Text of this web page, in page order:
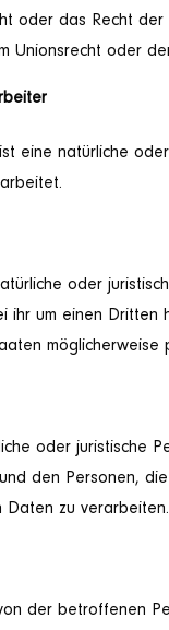
oder das Recht
Unionsrecht oder
eine natürliche
oder
ihr um einen Dritten
oder juristische
den Personen,
Daten zu verarbeiten.
der betroffenen